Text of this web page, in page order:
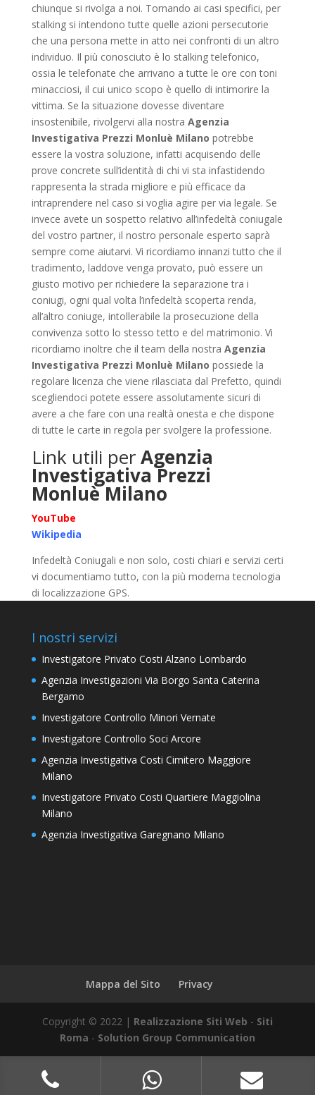
chiunque si rivolga a noi. Tornando ai casi specifici, per
stalking si intendono tutte quelle azioni persecutorie
che una persona mette in atto nei confronti di un altro
individuo. Il più conosciuto è lo stalking telefonico,
ossia le telefonate che arrivano a tutte le ore con toni
minacciosi, il cui unico scopo è quello di intimorire la
vittima. Se la situazione dovesse diventare
insostenibile, rivolgervi alla nostra Agenzia
Investigativa Prezzi Monluè Milano potrebbe
essere la vostra soluzione, infatti acquisendo delle
prove concrete sull’identità di chi vi sta infastidendo
rappresenta la strada migliore e più efficace da
intraprendere nel caso si voglia agire per via legale. Se
invece avete un sospetto relativo all’infedeltà coniugale
del vostro partner, il nostro personale esperto saprà
sempre come aiutarvi. Vi ricordiamo innanzi tutto che il
tradimento, laddove venga provato, può essere un
giusto motivo per richiedere la separazione tra i
coniugi, ogni qual volta l’infedeltà scoperta renda,
all’altro coniuge, intollerabile la prosecuzione della
convivenza sotto lo stesso tetto e del matrimonio. Vi
ricordiamo inoltre che il team della nostra Agenzia
Investigativa Prezzi Monluè Milano possiede la
regolare licenza che viene rilasciata dal Prefetto, quindi
scegliendoci potete essere assolutamente sicuri di
avere a che fare con una realtà onesta e che dispone
di tutte le carte in regola per svolgere la professione.
Link utili perAgenzia
Investigativa Prezzi
Monluè Milano
YouTube
Wikipedia
Infedeltà Coniugali e non solo, costi chiari e servizi certi
vi documentiamo tutto, con la più moderna tecnologia
di localizzazione GPS.
I nostri servizi
Investigatore Privato Costi Alzano Lombardo
Agenzia Investigazioni Via Borgo Santa Caterina
Bergamo
Investigatore Controllo Minori Vernate
Investigatore Controllo Soci Arcore
Agenzia Investigativa Costi Cimitero Maggiore
Milano
Investigatore Privato Costi Quartiere Maggiolina
Milano
Agenzia Investigativa Garegnano Milano
Mappa del Sito Privacy
Copyright © 2022 | Realizzazione Siti Web - Siti
Roma - Solution Group Communication